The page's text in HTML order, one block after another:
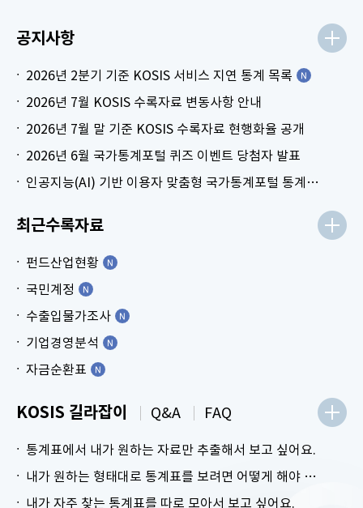
공지사항
2026년 2분기 기준 KOSIS 서비스 지연 통계 목록
2026년 7월 KOSIS 수록자료 변동사항 안내
2026년 7월 말 기준 KOSIS 수록자료 현행화율 공개
2026년 6월 국가통계포털 퀴즈 이벤트 당첨자 발표
인공지능(AI) 기반 이용자 맞춤형 국가통계포털 통계표 생성 시범 서비스 안내
최근수록자료
펀드산업현황
국민계정
수출입물가조사
기업경영분석
자금순환표
KOSIS 길라잡이
통계표에서 내가 원하는 자료만 추출해서 보고 싶어요.
내가 원하는 형태대로 통계표를 보려면 어떻게 해야 하나요?
내가 자주 찾는 통계표를 따로 모아서 보고 싶어요.
Q&A FAQ